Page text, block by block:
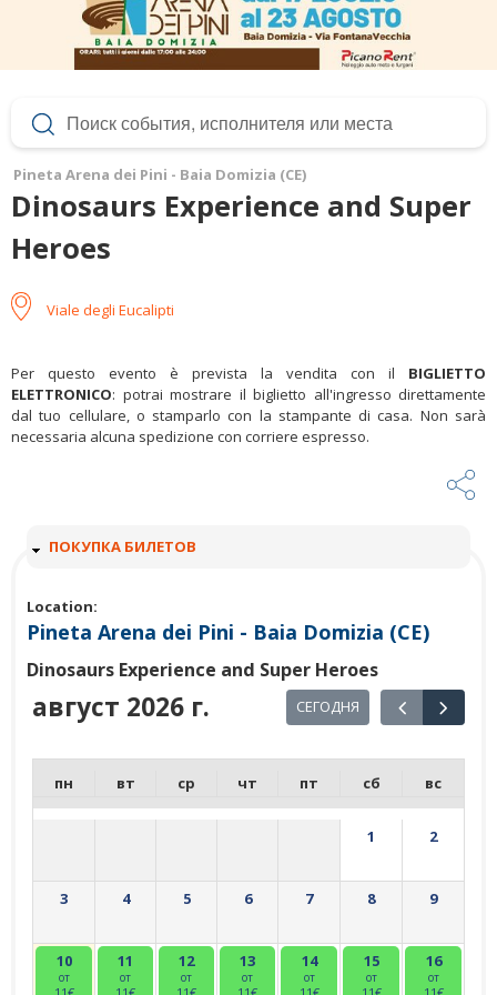
Pineta Arena dei Pini - Baia Domizia (CE)
Dinosaurs Experience and Super
Heroes
Viale degli Eucalipti
Per questo evento è prevista la vendita con il BIGLIETTO
ELETTRONICO: potrai mostrare il biglietto all'ingresso direttamente
dal tuo cellulare, o stamparlo con la stampante di casa. Non sarà
necessaria alcuna spedizione con corriere espresso.
С
Ы
Т
ПОКУПКА БИЛЕТОВ
Location:
Pineta Arena dei Pini - Baia Domizia (CE)
Dinosaurs Experience and Super Heroes
август 2026 г. СЕГОДНЯ
пн вт ср чт пт сб вс
1 2
3 4 5 6 7 8 9
10
от
11
от
12
от
13
от
14
от
15
от
16
от